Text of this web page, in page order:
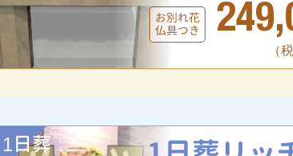
お別れ花
仏具つき
（
1日葬